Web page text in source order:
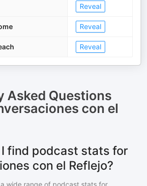
Reveal
Reveal
Reveal
Asked Questions
con el
find podcast stats for
con el Reflejo?
wide range of podcast stats for